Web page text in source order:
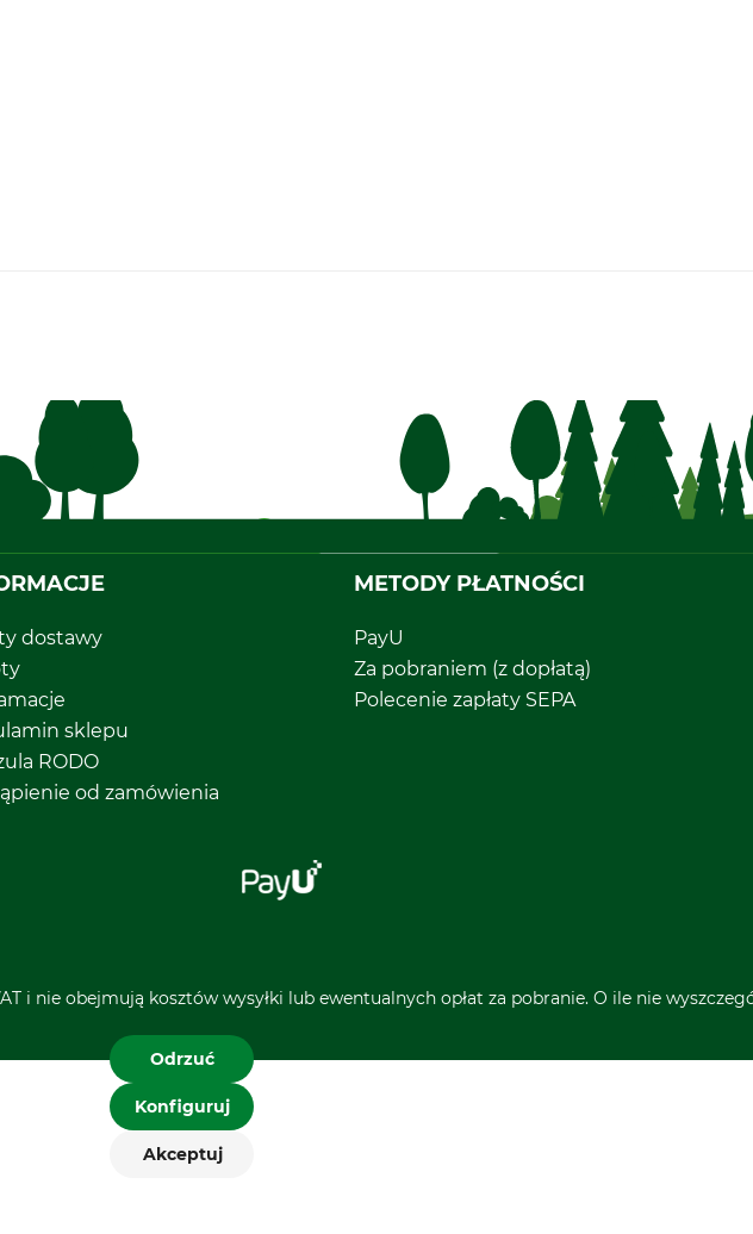
dostawy
sklepu
RODO
od zamówienia
METODY PŁATNOŚCI
PayU
Za pobraniem (z dopłatą)
Polecenie zapłaty SEPA
i nie obejmują kosztów wysyłki lub ewentualnych opłat za pobranie. O ile nie
Odrzuć
Konfiguruj
Akceptuj